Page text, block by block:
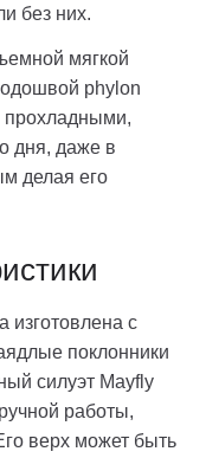
без них.
мягкой
phylon
прохладными,
дня, даже в
делая его
изготовлена с
поклонники
силуэт Mayfly
работы,
верх может быть